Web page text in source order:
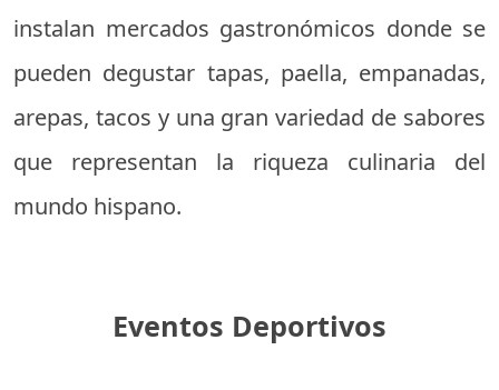
instalan mercados gastronómicos donde se
pueden degustar tapas, paella, empanadas,
arepas, tacos y una gran variedad de sabores
que representan la riqueza culinaria del
mundo hispano.
Eventos Deportivos